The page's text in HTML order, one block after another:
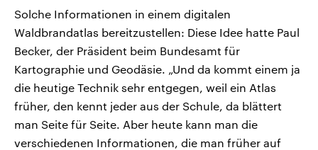
Solche Informationen in einem digitalen
Waldbrandatlas bereitzustellen: Diese Idee hatte Paul
Becker, der Präsident beim Bundesamt für
Kartographie und Geodäsie. „Und da kommt einem ja
die heutige Technik sehr entgegen, weil ein Atlas
früher, den kennt jeder aus der Schule, da blättert
man Seite für Seite. Aber heute kann man die
verschiedenen Informationen, die man früher auf